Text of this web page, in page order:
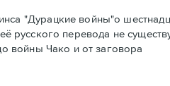
"Дурацкие войны"о
русского перевода не
войны Чако и от заговора